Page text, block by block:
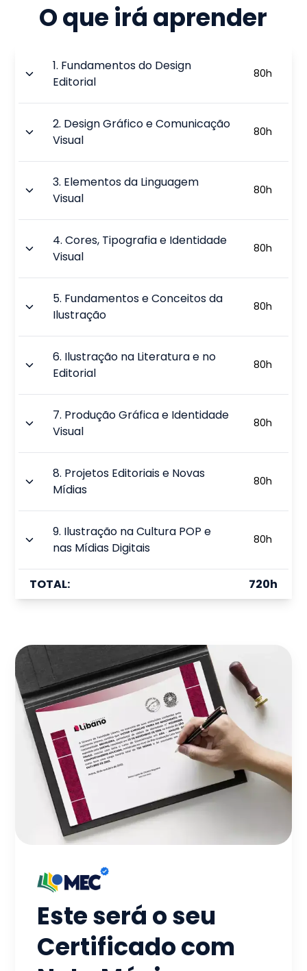
O que irá aprender
1. Fundamentos do Design
Editorial
80h
2. Design Gráfico e Comunicação
Visual
80h
3. Elementos da Linguagem
Visual
80h
4.Cores, Tipografia e Identidade
Visual
80h
5. Fundamentos e Conceitos da
Ilustração
80h
6. Ilustração na Literatura e no
Editorial
80h
7. Produção Gráfica e Identidade
Visual
80h
8. Projetos Editoriais e Novas
Mídias
80h
9. Ilustração na Cultura POP e
nas Mídias Digitais
80h
TOTAL: 720h
Este será o seu
Certificado com